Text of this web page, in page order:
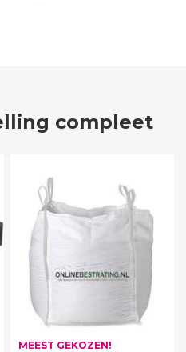
compleet
MEEST GEKOZEN!